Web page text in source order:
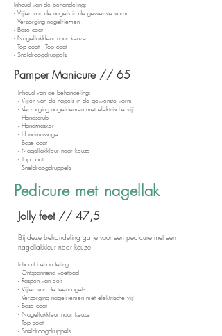
Inhoud van de behandeling:
- Vijlen van de nagels in de gewenste vorm
- Verzorging nagelriemen
- Base coat
- Nagellakkleur naar keuze
- Top coat - Top coat
- Sneldroogdruppels
Pamper Manicure // 65
Inhoud van de behandeling:
- Vijlen van de nagels in de gewenste vorm
- Verzorging nagelriemen met elektrische vijl
- Handscrub
- Handmasker
- Handmassage
- Base coat
- Nagellakkleur naar keuze
- Top coat
- Sneldroogdruppels
Pedicure met nagellak
Jolly feet // 47,5
Bij deze behandeling ga je voor een pedicure met een
nagellakkleur naar keuze.
Inhoud behandeling:
- Ontspannend voetbad
- Raspen van eelt
- Vijlen van de teennagels
- Verzorging nagelriemen met elektrische vijl
- Base coat
- Nagellakkleur naar keuze
- Top coat
- Sneldroogdruppels